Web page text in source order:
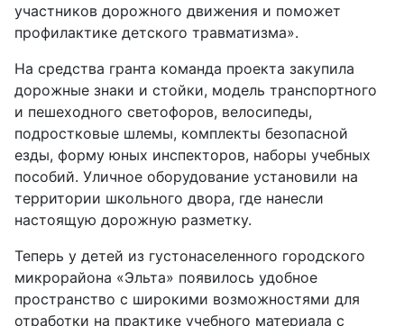
участников дорожного движения и поможет
профилактике детского травматизма».
На средства гранта команда проекта закупила
дорожные знаки и стойки, модель транспортного
и пешеходного светофоров, велосипеды,
подростковые шлемы, комплекты безопасной
езды, форму юных инспекторов, наборы учебных
пособий. Уличное оборудование установили на
территории школьного двора, где нанесли
настоящую дорожную разметку.
Теперь у детей из густонаселенного городского
микрорайона «Эльта» появилось удобное
пространство с широкими возможностями для
отработки на практике учебного материала с